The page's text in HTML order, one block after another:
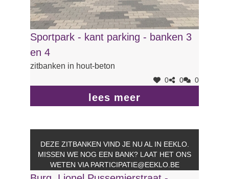
Sportpark - kant parking - banken 3
en 4
zitbanken in hout-beton
0 0 0
lees meer
DEZE ZITBANKEN VIND JE NU AL IN EEKLO.
MISSEN WE NOG EEN BANK? LAAT HET ONS
WETEN VIA PARTICIPATIE@EEKLO.BE